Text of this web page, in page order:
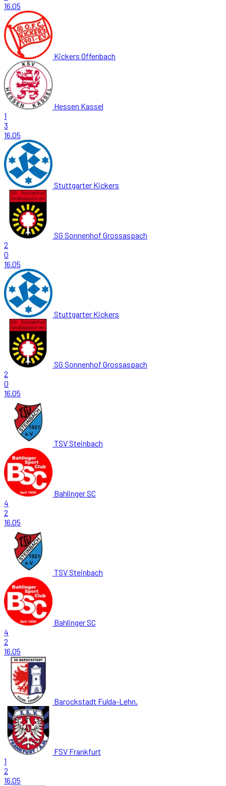
16.05
Kickers Offenbach
Hessen Kassel
1
3
16.05
Stuttgarter Kickers
SG Sonnenhof Grossaspach
2
0
16.05
Stuttgarter Kickers
SG Sonnenhof Grossaspach
2
0
16.05
TSV Steinbach
Bahlinger SC
4
2
16.05
TSV Steinbach
Bahlinger SC
4
2
16.05
Barockstadt Fulda-Lehn.
FSV Frankfurt
1
2
16.05